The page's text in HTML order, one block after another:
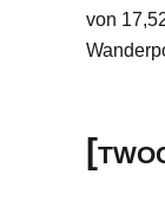
von